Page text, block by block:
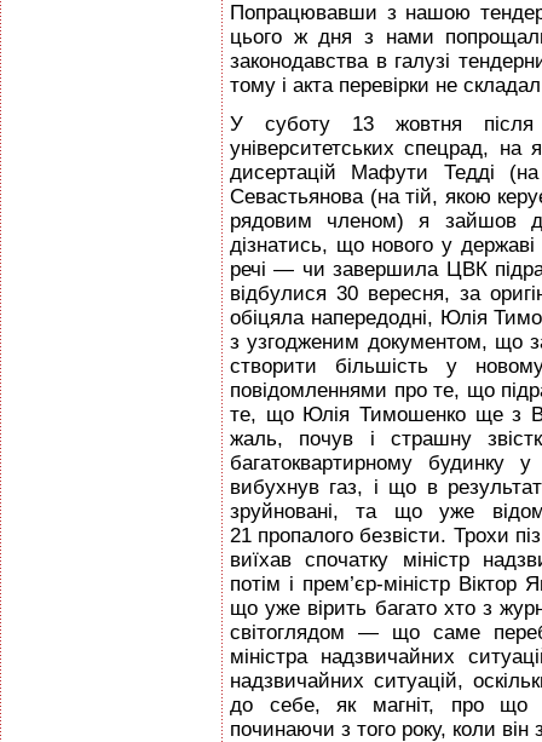
Попрацювавши з нашою
цього ж дня з нами
законодавства в галузі
тому і акта перевірки не
У суботу 13 жовтня після
університетських спецрад, на
дисертацій Мафути Тедді
Севастьянова (на тій, якою
рядовим членом) я зайшов
дізнатись, що нового у
речі — чи завершила ЦВК
відбулися 30 вересня, за
обіцяла напередодні, Юлія
з узгодженим документом, що
створити більшість у
повідомленнями про те, що
те, що Юлія Тимошенко ще з
жаль, почув і страшну
багатоквартирному будинку
вибухнув газ, і що в
зруйновані, та що уже
21 пропалого безвісти. Трохи
виїхав спочатку міністр
потім і прем’єр-міністр
що уже вірить багато хто з
світоглядом — що саме
міністра надзвичайних
надзвичайних ситуацій,
до себе, як магніт, про що
починаючи з того року, коли він